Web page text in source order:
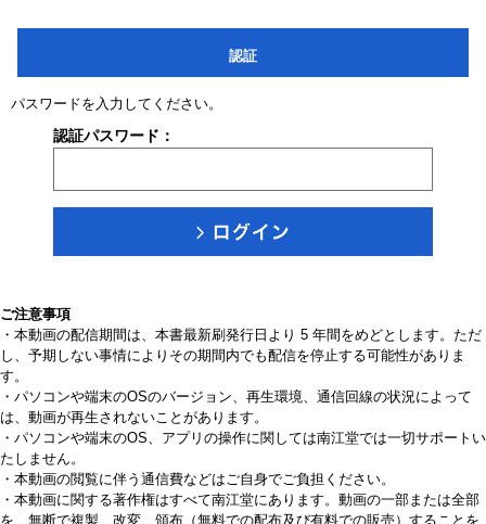
認証
パスワードを入力してください。
認証パスワード：
ご注意事項
・本動画の配信期間は、本書最新刷発行日より 5 年間をめどとします。ただ
し、予期しない事情によりその期間内でも配信を停止する可能性がありま
す。
・パソコンや端末のOSのバージョン、再生環境、通信回線の状況によって
は、動画が再生されないことがあります。
・パソコンや端末のOS、アプリの操作に関しては南江堂では一切サポートい
たしません。
・本動画の閲覧に伴う通信費などはご自身でご負担ください。
・本動画に関する著作権はすべて南江堂にあります。動画の一部または全部
を、無断で複製、改変、頒布（無料での配布及び有料での販売）することを